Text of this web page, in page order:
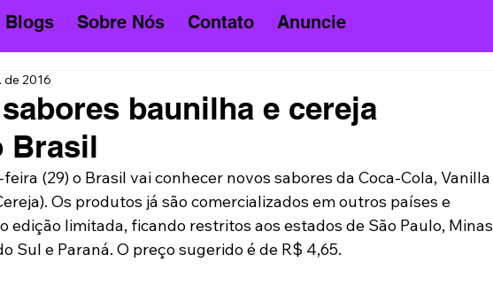
Blogs Sobre Nós Contato Anuncie
baunilha e cereja
Brasil
de 2016
(29) o Brasil vai conhecer novos sabores da Coca-Cola, Vanilla
Os produtos já são comercializados em outros países e
edição limitada, ficando restritos aos estados de São Paulo, Minas
Sul e Paraná. O preço sugerido é de R$ 4,65.